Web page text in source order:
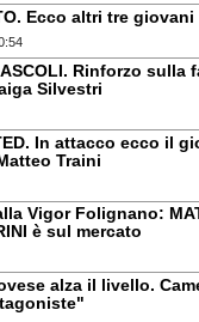
Ecco altri tre giovani
ASCOLI. Rinforzo sulla
Silvestri
In attacco ecco il
Traini
Vigor Folignano:
è sul mercato
alza il livello.